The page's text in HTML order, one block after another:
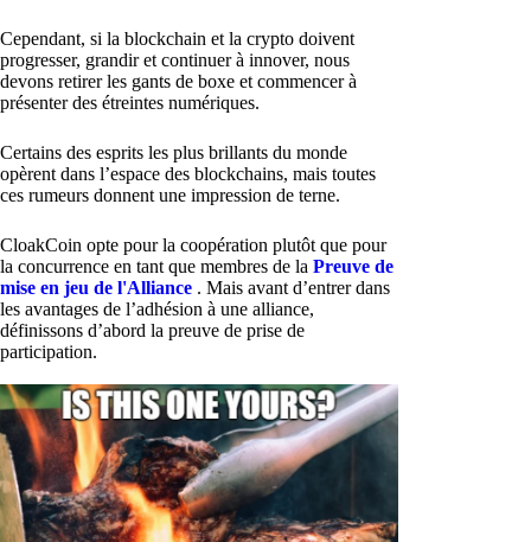
Cependant, si la blockchain et la crypto doivent
progresser, grandir et continuer à innover, nous
devons retirer les gants de boxe et commencer à
présenter des étreintes numériques.
Certains des esprits les plus brillants du monde
opèrent dans l’espace des blockchains, mais toutes
ces rumeurs donnent une impression de terne.
CloakCoin opte pour la coopération plutôt que pour
la concurrence en tant que membres de la Preuve de
mise en jeu de l'Alliance . Mais avant d’entrer dans
les avantages de l’adhésion à une alliance,
définissons d’abord la preuve de prise de
participation.